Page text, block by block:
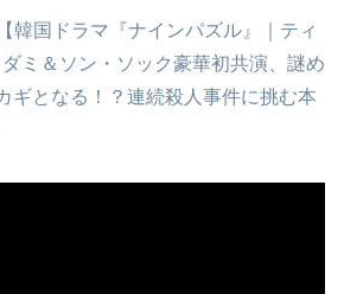
韓国ドラマ『ナインパズル』｜ティ
ミ＆ソン・ソック豪華初共演、謎め
ギとなる！？連続殺人事件に挑む本